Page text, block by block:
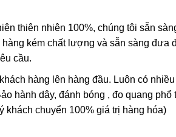
nghiệm đá quý học cao cấp tốn kém.
thạch anh sinh đôi, khi đó cấu trúc
sử dụng để xác định ametit tổng hợp
tổng hợp này nhưng khó mà tạo ra
thiên nhiên 100%, chúng tôi sẵn
kém chất lượng và sẵn sàng đưa
cầu.
hàng lên hàng đầu. Luôn có nhiều
hành dây, đánh bóng , đo quang phổ
khách chuyển 100% giá trị hàng hóa)